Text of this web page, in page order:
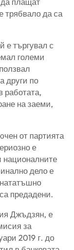
трябвало да са
е търгувал с
големи
други по
работата,
на заеми,
от партията
е
националните
дело е
предадени.
Джъдзян, е
за
2019 г. до